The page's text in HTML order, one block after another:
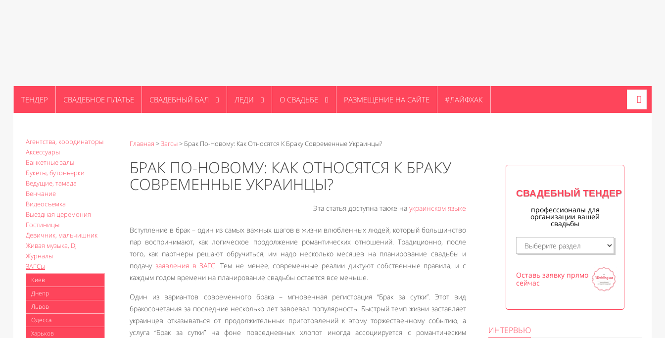
ТЕНДЕР СВАДЕБНОЕ ПЛАТЬЕ СВАДЕБНЫЙ БАЛ ЛЕДИ О СВАДЬБЕ РАЗМЕЩЕНИЕ НА САЙТЕ #ЛАЙФХАК
Агентства, координаторы
Аксессуары
Банкетные залы
Букеты, бутоньерки
Ведущие, тамада
Венчание
Видеосъемка
Выездная церемония
Гостиницы
Девичник, мальчишник
Живая музыка, DJ
Журналы
ЗАГСы
Киев
Днепр
Львов
Одесса
Харьков
Главная >Загсы> Брак По-Новому: Как Относятся К Браку Современные Украинцы?
БРАК ПО-НОВОМУ: КАК ОТНОСЯТСЯ К БРАКУ
СОВРЕМЕННЫЕ УКРАИНЦЫ?
Эта статья доступна также на украинском языке
Вступление в брак – один из самых важных шагов в жизни влюбленных людей, который большинство
пар воспринимают, как логическое продолжение романтических отношений. Традиционно, после
того, как партнеры решают обручиться, им надо несколько месяцев на планирование свадьбы и
подачу заявления в ЗАГС. Тем не менее, современные реалии диктуют собственные правила, и с
каждым годом времени на планирование свадьбы остается все меньше.
Один из вариантов современного брака – мгновенная регистрация “Брак за сутки”. Этот вид
бракосочетания за последние несколько лет завоевал популярность. Быстрый темп жизни заставляет
украинцев отказываться от продолжительных приготовлений к этому торжественному событию, а
услуга “Брак за сутки” на фоне повседневных хлопот иногда ассоциируется с романтическим
СВАДЕБНЫЙ ТЕНДЕР
профессионалы для
организации вашей
свадьбы
Оставь заявку прямо
сейчас
ИНТЕРВЬЮ